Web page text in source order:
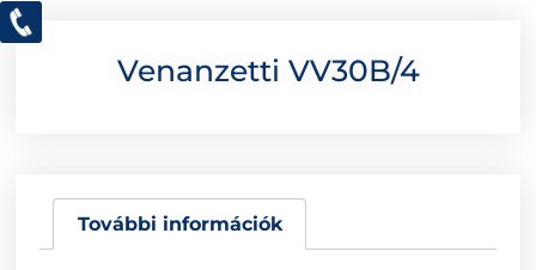
Venanzetti VV30B/4
További információk